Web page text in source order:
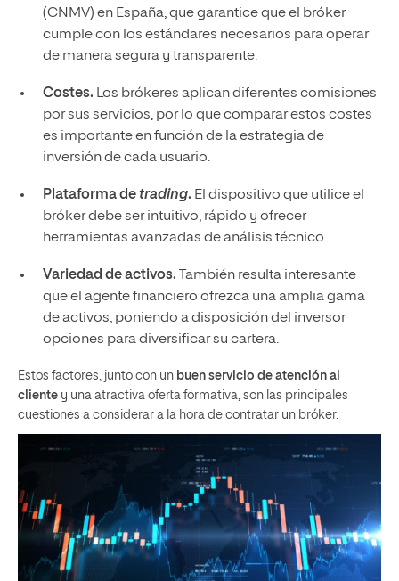
(CNMV) en España, que garantice que el bróker
cumple con los estándares necesarios para operar
de manera segura y transparente.
Costes. Los brókeres aplican diferentes comisiones
por sus servicios, por lo que comparar estos costes
es importante en función de la estrategia de
inversión de cada usuario.
Plataforma detrading. El dispositivo que utilice el
bróker debe ser intuitivo, rápido y ofrecer
herramientas avanzadas de análisis técnico.
Variedad de activos. También resulta interesante
que el agente financiero ofrezca una amplia gama
de activos, poniendo a disposición del inversor
opciones para diversificar su cartera.
Estos factores, junto con un buen servicio de atención al
cliente y una atractiva oferta formativa, son las principales
cuestiones a considerar a la hora de contratar un bróker.